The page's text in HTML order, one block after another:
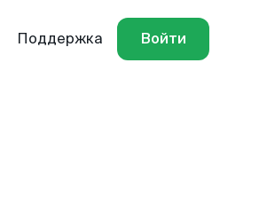
Поддержка Войти